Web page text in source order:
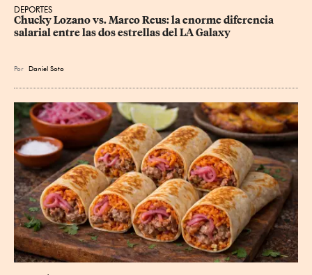
DEPORTES
Chucky Lozano vs. Marco Reus: la enorme diferencia
salarial entre las dos estrellas del LA Galaxy
Por Daniel Soto